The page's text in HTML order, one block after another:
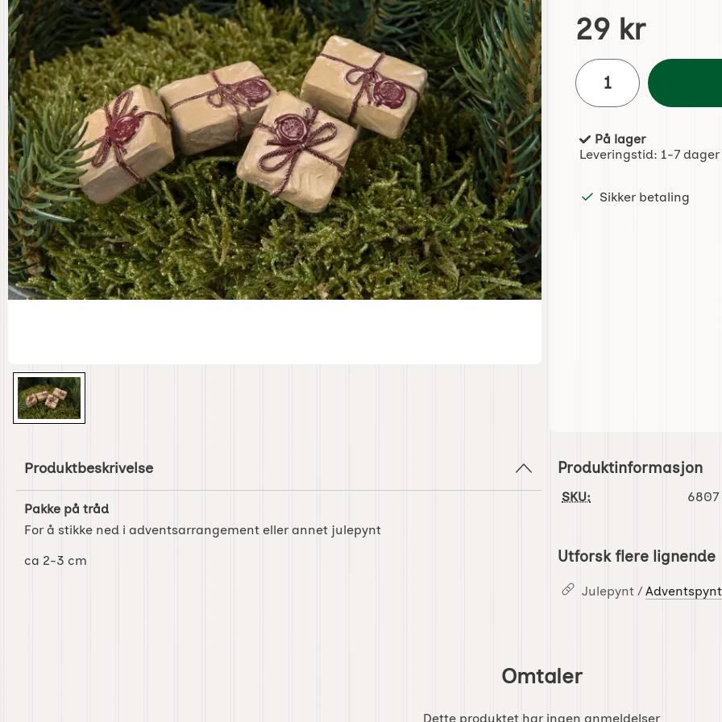
Handle dette
pris
29 kr
antall
Produkttilgjengelighet:
På lager
Leveringstid: 1-7 dager
Sikker betaling
Produktbeskrivelse
Pakke på tråd
For å stikke ned i adventsarrangement eller annet julepynt
ca 2-3 cm
Produktinformasjon
SKU: 6807
Utforsk flere lignende
Julepynt / Adventspynt
Omtaler
Dette produktet har ingen anmeldelser